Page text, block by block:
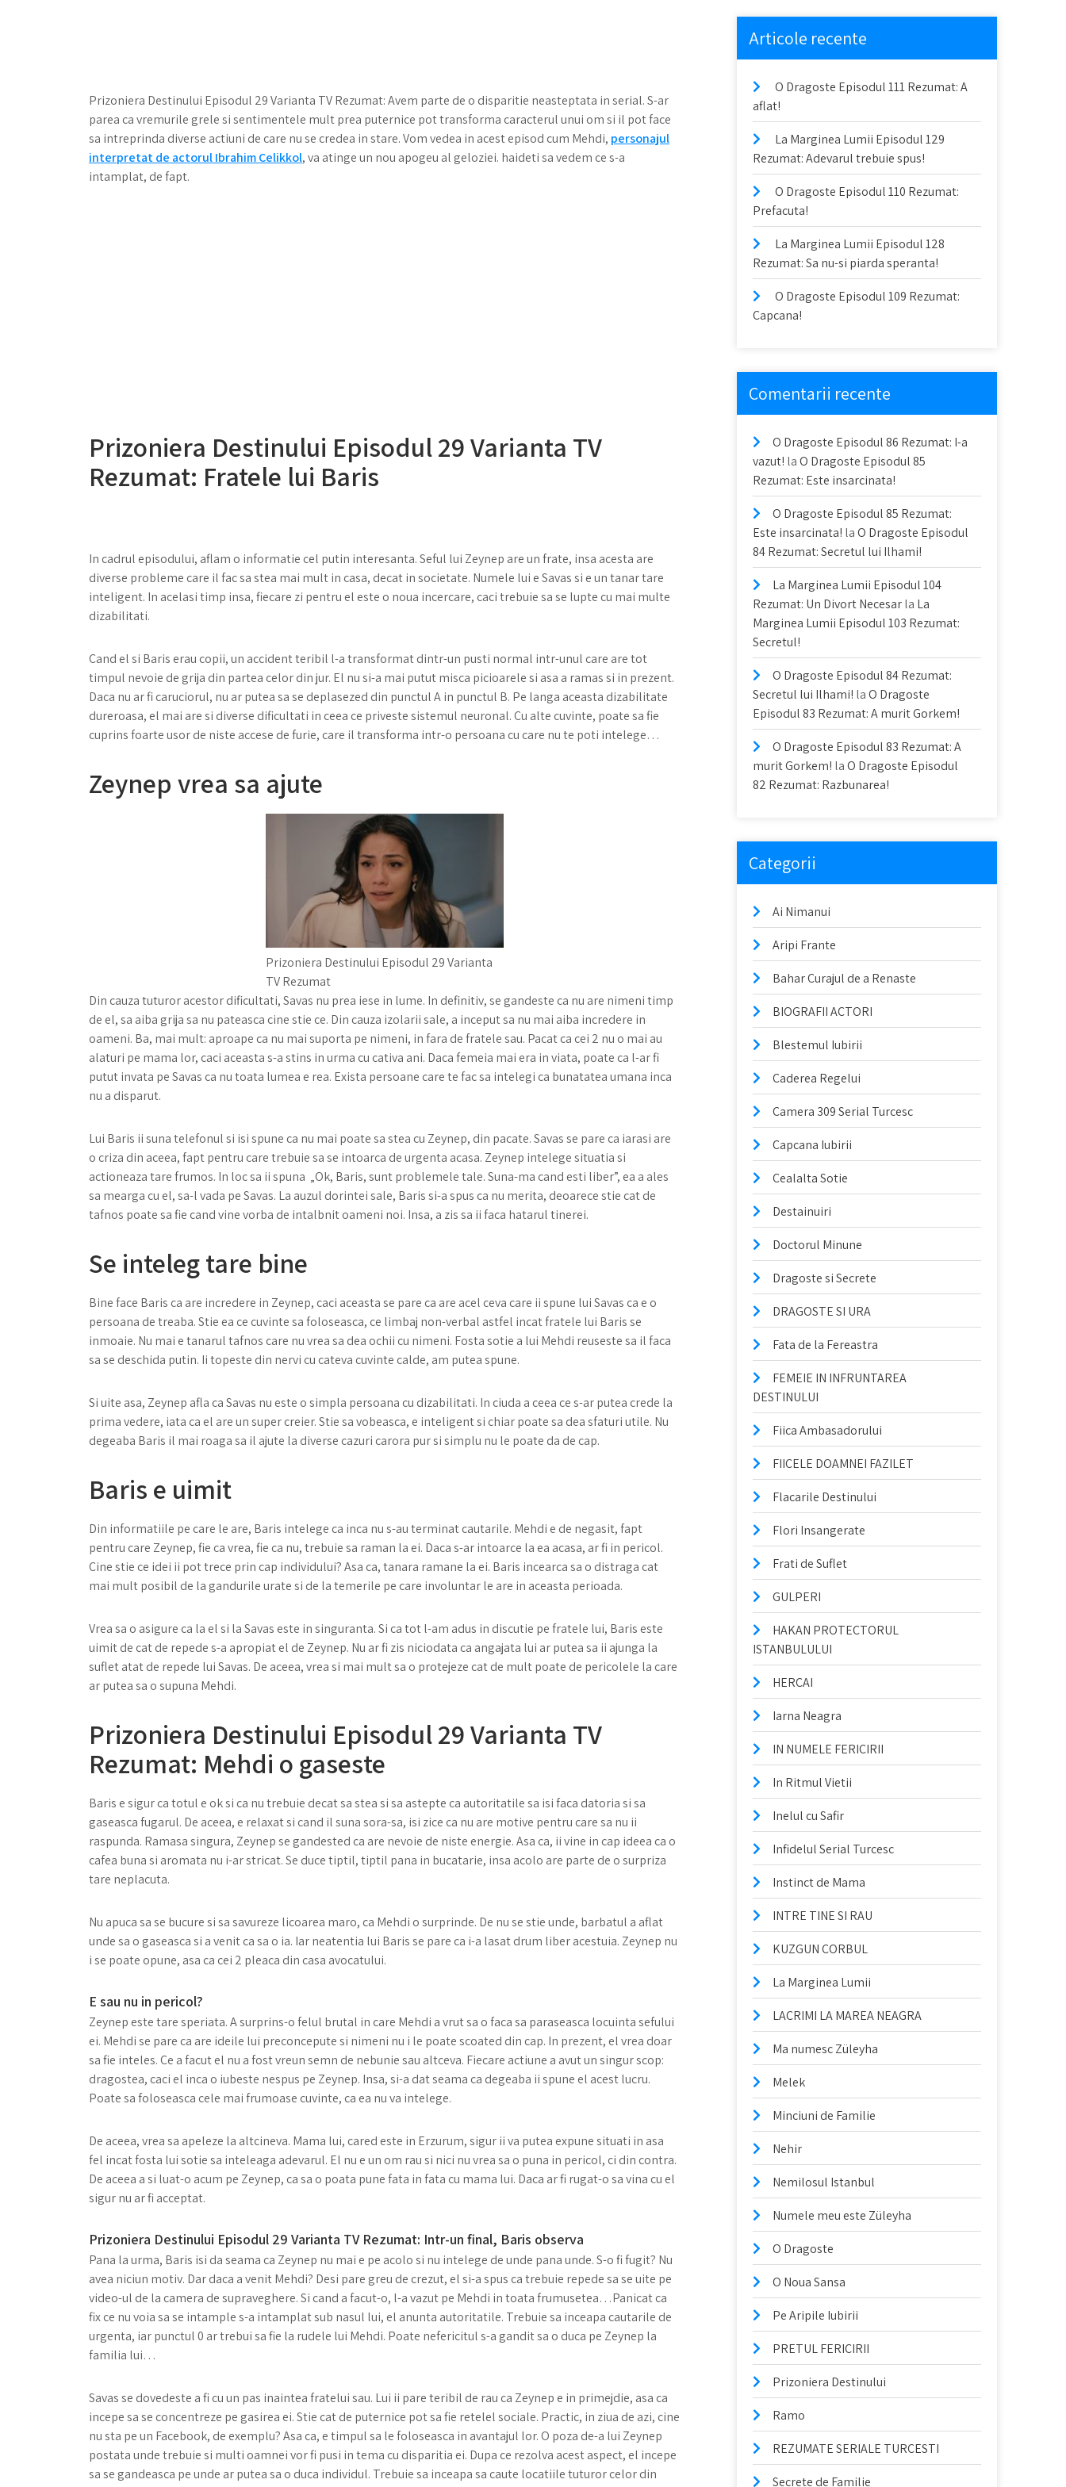
Prizoniera Destinului Episodul 29 Varianta TV Rezumat: Avem parte de o disparitie neasteptata in serial. S-ar
parea ca vremurile grele si sentimentele mult prea puternice pot transforma caracterul unui om si il pot face
sa intreprinda diverse actiuni de care nu se credea in stare. Vom vedea in acest episod cum Mehdi, personajul
interpretat de actorul Ibrahim Celikkol, va atinge un nou apogeu al geloziei. haideti sa vedem ce s-a
intamplat, de fapt.
Prizoniera Destinului Episodul 29 Varianta TV
Rezumat: Fratele lui Baris
In cadrul episodului, aflam o informatie cel putin interesanta. Seful lui Zeynep are un frate, insa acesta are
diverse probleme care il fac sa stea mai mult in casa, decat in societate. Numele lui e Savas si e un tanar tare
inteligent. In acelasi timp insa, fiecare zi pentru el este o noua incercare, caci trebuie sa se lupte cu mai multe
dizabilitati.
Cand el si Baris erau copii, un accident teribil l-a transformat dintr-un pusti normal intr-unul care are tot
timpul nevoie de grija din partea celor din jur. El nu si-a mai putut misca picioarele si asa a ramas si in prezent.
Daca nu ar fi caruciorul, nu ar putea sa se deplasezed din punctul A in punctul B. Pe langa aceasta dizabilitate
dureroasa, el mai are si diverse dificultati in ceea ce priveste sistemul neuronal. Cu alte cuvinte, poate sa fie
cuprins foarte usor de niste accese de furie, care il transforma intr-o persoana cu care nu te poti intelege…
Zeynep vrea sa ajute
Prizoniera Destinului Episodul 29 Varianta
TV Rezumat
Din cauza tuturor acestor dificultati, Savas nu prea iese in lume. In definitiv, se gandeste ca nu are nimeni timp
de el, sa aiba grija sa nu pateasca cine stie ce. Din cauza izolarii sale, a inceput sa nu mai aiba incredere in
oameni. Ba, mai mult: aproape ca nu mai suporta pe nimeni, in fara de fratele sau. Pacat ca cei 2 nu o mai au
alaturi pe mama lor, caci aceasta s-a stins in urma cu cativa ani. Daca femeia mai era in viata, poate ca l-ar fi
putut invata pe Savas ca nu toata lumea e rea. Exista persoane care te fac sa intelegi ca bunatatea umana inca
nu a disparut.
Lui Baris ii suna telefonul si isi spune ca nu mai poate sa stea cu Zeynep, din pacate. Savas se pare ca iarasi are
o criza din aceea, fapt pentru care trebuie sa se intoarca de urgenta acasa. Zeynep intelege situatia si
actioneaza tare frumos. In loc sa ii spuna „Ok, Baris, sunt problemele tale. Suna-ma cand esti liber”, ea a ales
sa mearga cu el, sa-l vada pe Savas. La auzul dorintei sale, Baris si-a spus ca nu merita, deoarece stie cat de
tafnos poate sa fie cand vine vorba de intalbnit oameni noi. Insa, a zis sa ii faca hatarul tinerei.
Se inteleg tare bine
Bine face Baris ca are incredere in Zeynep, caci aceasta se pare ca are acel ceva care ii spune lui Savas ca e o
persoana de treaba. Stie ea ce cuvinte sa foloseasca, ce limbaj non-verbal astfel incat fratele lui Baris se
inmoaie. Nu mai e tanarul tafnos care nu vrea sa dea ochii cu nimeni. Fosta sotie a lui Mehdi reuseste sa il faca
sa se deschida putin. Ii topeste din nervi cu cateva cuvinte calde, am putea spune.
Si uite asa, Zeynep afla ca Savas nu este o simpla persoana cu dizabilitati. In ciuda a ceea ce s-ar putea crede la
prima vedere, iata ca el are un super creier. Stie sa vobeasca, e inteligent si chiar poate sa dea sfaturi utile. Nu
degeaba Baris il mai roaga sa il ajute la diverse cazuri carora pur si simplu nu le poate da de cap.
Baris e uimit
Din informatiile pe care le are, Baris intelege ca inca nu s-au terminat cautarile. Mehdi e de negasit, fapt
pentru care Zeynep, fie ca vrea, fie ca nu, trebuie sa raman la ei. Daca s-ar intoarce la ea acasa, ar fi in pericol.
Cine stie ce idei ii pot trece prin cap individului? Asa ca, tanara ramane la ei. Baris incearca sa o distraga cat
mai mult posibil de la gandurile urate si de la temerile pe care involuntar le are in aceasta perioada.
Vrea sa o asigure ca la el si la Savas este in singuranta. Si ca tot l-am adus in discutie pe fratele lui, Baris este
uimit de cat de repede s-a apropiat el de Zeynep. Nu ar fi zis niciodata ca angajata lui ar putea sa ii ajunga la
suflet atat de repede lui Savas. De aceea, vrea si mai mult sa o protejeze cat de mult poate de pericolele la care
ar putea sa o supuna Mehdi.
Prizoniera Destinului Episodul 29 Varianta TV
Rezumat: Mehdi o gaseste
Baris e sigur ca totul e ok si ca nu trebuie decat sa stea si sa astepte ca autoritatile sa isi faca datoria si sa
gaseasca fugarul. De aceea, e relaxat si cand il suna sora-sa, isi zice ca nu are motive pentru care sa nu ii
raspunda. Ramasa singura, Zeynep se gandested ca are nevoie de niste energie. Asa ca, ii vine in cap ideea ca o
cafea buna si aromata nu i-ar stricat. Se duce tiptil, tiptil pana in bucatarie, insa acolo are parte de o surpriza
tare neplacuta.
Nu apuca sa se bucure si sa savureze licoarea maro, ca Mehdi o surprinde. De nu se stie unde, barbatul a aflat
unde sa o gaseasca si a venit ca sa o ia. Iar neatentia lui Baris se pare ca i-a lasat drum liber acestuia. Zeynep nu
i se poate opune, asa ca cei 2 pleaca din casa avocatului.
E sau nu in pericol?
Zeynep este tare speriata. A surprins-o felul brutal in care Mehdi a vrut sa o faca sa paraseasca locuinta sefului
ei. Mehdi se pare ca are ideile lui preconcepute si nimeni nu i le poate scoated din cap. In prezent, el vrea doar
sa fie inteles. Ce a facut el nu a fost vreun semn de nebunie sau altceva. Fiecare actiune a avut un singur scop:
dragostea, caci el inca o iubeste nespus pe Zeynep. Insa, si-a dat seama ca degeaba ii spune el acest lucru.
Poate sa foloseasca cele mai frumoase cuvinte, ca ea nu va intelege.
De aceea, vrea sa apeleze la altcineva. Mama lui, cared este in Erzurum, sigur ii va putea expune situati in asa
fel incat fosta lui sotie sa inteleaga adevarul. El nu e un om rau si nici nu vrea sa o puna in pericol, ci din contra.
De aceea a si luat-o acum pe Zeynep, ca sa o poata pune fata in fata cu mama lui. Daca ar fi rugat-o sa vina cu el
sigur nu ar fi acceptat.
Prizoniera Destinului Episodul 29 Varianta TV Rezumat: Intr-un final, Baris observa
Pana la urma, Baris isi da seama ca Zeynep nu mai e pe acolo si nu intelege de unde pana unde. S-o fi fugit? Nu
avea niciun motiv. Dar daca a venit Mehdi? Desi pare greu de crezut, el si-a spus ca trebuie repede sa se uite pe
video-ul de la camera de supraveghere. Si cand a facut-o, l-a vazut pe Mehdi in toata frumusetea…Panicat ca
fix ce nu voia sa se intample s-a intamplat sub nasul lui, el anunta autoritatile. Trebuie sa inceapa cautarile de
urgenta, iar punctul 0 ar trebui sa fie la rudele lui Mehdi. Poate nefericitul s-a gandit sa o duca pe Zeynep la
familia lui…
Savas se dovedeste a fi cu un pas inaintea fratelui sau. Lui ii pare teribil de rau ca Zeynep e in primejdie, asa ca
incepe sa se concentreze pe gasirea ei. Stie cat de puternice pot sa fie retelel sociale. Practic, in ziua de azi, cine
nu sta pe un Facebook, de exemplu? Asa ca, e timpul sa le foloseasca in avantajul lor. O poza de-a lui Zeynep
postata unde trebuie si multi oamnei vor fi pusi in tema cu disparitia ei. Dupa ce rezolva acest aspect, el incepe
sa se gandeasca pe unde ar putea sa o duca individul. Trebuie sa inceapa sa caute locatiile tuturor celor din
Articole recente
O Dragoste Episodul 111 Rezumat: A
aflat!
La Marginea Lumii Episodul 129
Rezumat: Adevarul trebuie spus!
O Dragoste Episodul 110 Rezumat:
Prefacuta!
La Marginea Lumii Episodul 128
Rezumat: Sa nu-si piarda speranta!
O Dragoste Episodul 109 Rezumat:
Capcana!
Comentarii recente
O Dragoste Episodul 86 Rezumat: I-a
vazut! laO Dragoste Episodul 85
Rezumat: Este insarcinata!
O Dragoste Episodul 85 Rezumat:
Este insarcinata! laO Dragoste Episodul
84 Rezumat: Secretul lui Ilhami!
La Marginea Lumii Episodul 104
Rezumat: Un Divort Necesarla La
Marginea Lumii Episodul 103 Rezumat:
Secretul!
O Dragoste Episodul 84 Rezumat:
Secretul lui Ilhami! laO Dragoste
Episodul 83 Rezumat: A murit Gorkem!
O Dragoste Episodul 83 Rezumat: A
murit Gorkem! laO Dragoste Episodul
82 Rezumat: Razbunarea!
Categorii
Ai Nimanui
Aripi Frante
Bahar Curajul de a Renaste
BIOGRAFII ACTORI
Blestemul Iubirii
Caderea Regelui
Camera 309 Serial Turcesc
Capcana Iubirii
Cealalta Sotie
Destainuiri
Doctorul Minune
Dragoste si Secrete
DRAGOSTE SI URA
Fata de la Fereastra
FEMEIE IN INFRUNTAREA
DESTINULUI
Fiica Ambasadorului
FIICELE DOAMNEI FAZILET
Flacarile Destinului
Flori Insangerate
Frati de Suflet
GULPERI
HAKAN PROTECTORUL
ISTANBULULUI
HERCAI
Iarna Neagra
IN NUMELE FERICIRII
In Ritmul Vietii
Inelul cu Safir
Infidelul Serial Turcesc
Instinct de Mama
INTRE TINE SI RAU
KUZGUN CORBUL
La Marginea Lumii
LACRIMI LA MAREA NEAGRA
Ma numesc Züleyha
Melek
Minciuni de Familie
Nehir
Nemilosul Istanbul
Numele meu este Züleyha
O Dragoste
O Noua Sansa
Pe Aripile Iubirii
PRETUL FERICIRII
Prizoniera Destinului
Ramo
REZUMATE SERIALE TURCESTI
Secrete de Familie